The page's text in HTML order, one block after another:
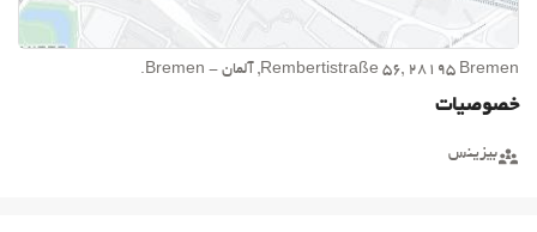
Rembertistraße 56, 28195 Bremen, آلمان - Bremen.
خصوصیات
بیزینس